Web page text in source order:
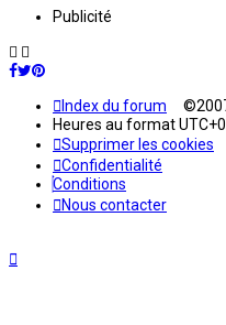
Publicité
Index du forum ©2007
Heures au format
Supprimer les cookies
Confidentialité
Conditions
Nous contacter